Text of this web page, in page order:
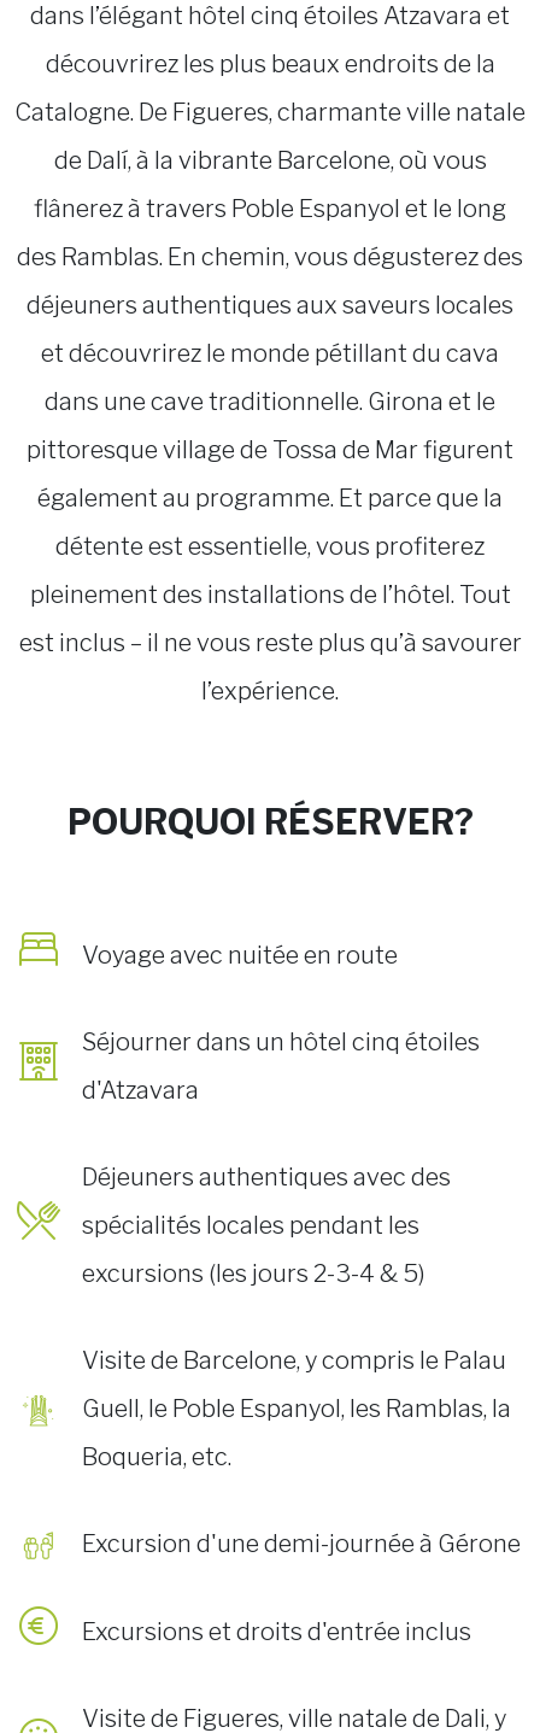
dans l’élégant hôtel cinq étoiles Atzavara et
découvrirez les plus beaux endroits de la
Catalogne. De Figueres, charmante ville natale
de Dalí, à la vibrante Barcelone, où vous
flânerez à travers Poble Espanyol et le long
des Ramblas. En chemin, vous dégusterez des
déjeuners authentiques aux saveurs locales
et découvrirez le monde pétillant du cava
dans une cave traditionnelle. Girona et le
pittoresque village de Tossa de Mar figurent
également au programme. Et parce que la
détente est essentielle, vous profiterez
pleinement des installations de l’hôtel. Tout
est inclus – il ne vous reste plus qu’à savourer
l’expérience.
POURQUOI RÉSERVER?
Voyage avec nuitée en route
Séjourner dans un hôtel cinq étoiles
d'Atzavara
Déjeuners authentiques avec des
spécialités locales pendant les
excursions (les jours 2-3-4 & 5)
Visite de Barcelone, y compris le Palau
Guell, le Poble Espanyol, les Ramblas, la
Boqueria, etc.
Excursion d'une demi-journée à Gérone
Excursions et droits d'entrée inclus
Visite de Figueres, ville natale de Dali, y